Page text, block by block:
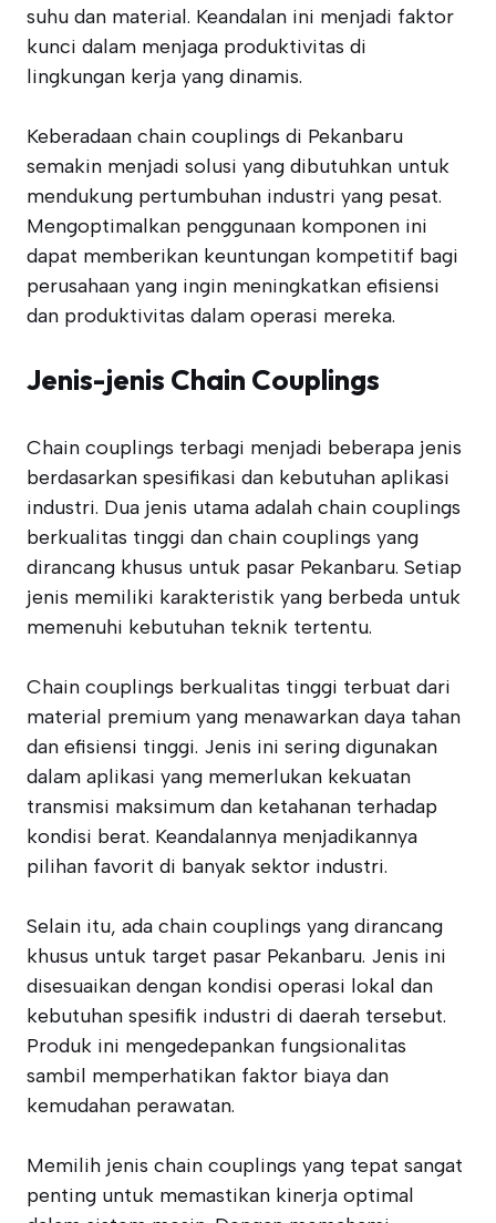
suhu dan material. Keandalan ini menjadi faktor
kunci dalam menjaga produktivitas di
lingkungan kerja yang dinamis.
Keberadaan chain couplings di Pekanbaru
semakin menjadi solusi yang dibutuhkan untuk
mendukung pertumbuhan industri yang pesat.
Mengoptimalkan penggunaan komponen ini
dapat memberikan keuntungan kompetitif bagi
perusahaan yang ingin meningkatkan efisiensi
dan produktivitas dalam operasi mereka.
Jenis-jenis Chain Couplings
Chain couplings terbagi menjadi beberapa jenis
berdasarkan spesifikasi dan kebutuhan aplikasi
industri. Dua jenis utama adalah chain couplings
berkualitas tinggi dan chain couplings yang
dirancang khusus untuk pasar Pekanbaru. Setiap
jenis memiliki karakteristik yang berbeda untuk
memenuhi kebutuhan teknik tertentu.
Chain couplings berkualitas tinggi terbuat dari
material premium yang menawarkan daya tahan
dan efisiensi tinggi. Jenis ini sering digunakan
dalam aplikasi yang memerlukan kekuatan
transmisi maksimum dan ketahanan terhadap
kondisi berat. Keandalannya menjadikannya
pilihan favorit di banyak sektor industri.
Selain itu, ada chain couplings yang dirancang
khusus untuk target pasar Pekanbaru. Jenis ini
disesuaikan dengan kondisi operasi lokal dan
kebutuhan spesifik industri di daerah tersebut.
Produk ini mengedepankan fungsionalitas
sambil memperhatikan faktor biaya dan
kemudahan perawatan.
Memilih jenis chain couplings yang tepat sangat
penting untuk memastikan kinerja optimal